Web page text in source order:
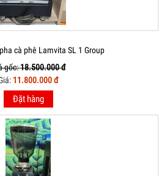
cà phê Lamvita SL 1 Group
gốc:18.500.000 đ
11.800.000 đ
Đặt hàng